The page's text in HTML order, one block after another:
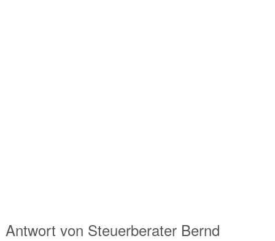
Antwort von Steuerberater Bernd